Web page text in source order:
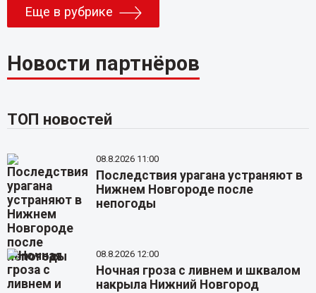
Еще в рубрике
Новости партнёров
ТОП новостей
08.8.2026 11:00
Последствия урагана устраняют в
Нижнем Новгороде после
непогоды
08.8.2026 12:00
Ночная гроза с ливнем и шквалом
накрыла Нижний Новгород